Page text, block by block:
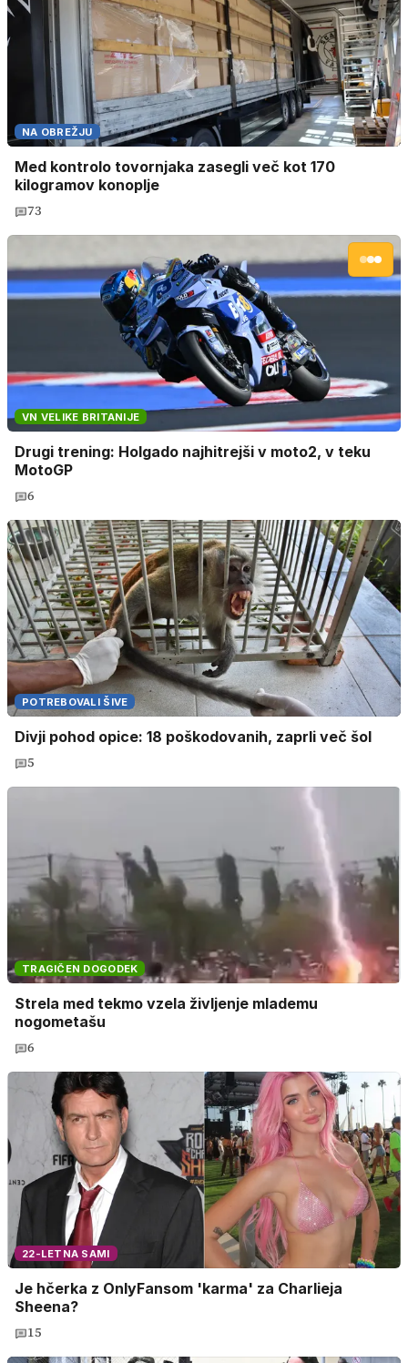
NA OBREŽJU
Med kontrolo tovornjaka zasegli več kot 170
kilogramov konoplje
73
VN VELIKE BRITANIJE
Drugi trening: Holgado najhitrejši v moto2, v teku
MotoGP
6
POTREBOVALI ŠIVE
Divji pohod opice: 18 poškodovanih, zaprli več šol
5
TRAGIČEN DOGODEK
Strela med tekmo vzela življenje mlademu
nogometašu
6
22-LETNA SAMI
Je hčerka z OnlyFansom 'karma' za Charlieja
Sheena?
15